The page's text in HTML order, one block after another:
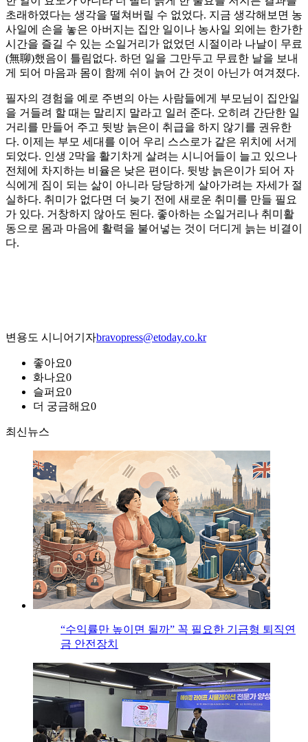
초래하였다는 생각을 떨쳐버릴 수 없었다. 지금 생각해보면 농
사일에 손을 놓은 아버지는 집안 일이나 농사일 외에는 한가한
시간을 즐길 수 있는 소일거리가 없었던 시절이라 나날이 무료
(無聊)했음이 틀림없다. 하던 일을 그만두고 무료한 날을 보내
게 되어 마음과 몸이 함께 쉬이 늙어 간 것이 아닌가 여겨졌다.
필자의 경험을 예로 주변의 아는 사람들에게 부모님이 집안일
을 거들려 할 때는 말리지 말라고 일러 준다. 오히려 간단한 일
거리를 만들어 주고 뒷방 늙은이 취급을 하지 않기를 권유한
다. 이제는 부모 세대를 이어 우리 스스로가 같은 위치에 서게
되었다. 인생 2막을 활기차게 살려는 시니어들이 늘고 있으나
전체에 차지하는 비율은 낮은 편이다. 뒷방 늙은이가 되어 자
식에게 짐이 되는 삶이 아니라 당당하게 살아가려는 자세가 절
실하다. 취미가 없다면 더 늦기 전에 새로운 취미를 만들 필요
가 있다. 거창하지 않아도 된다. 좋아하는 소일거리나 취미활
동으로 몸과 마음에 활력을 불어넣는 것이 더디게 늙는 비결이
다.
변용도 시니어기자bravopress@etoday.co.kr
좋아요0
화나요0
슬퍼요0
더 궁금해요0
최신뉴스
“수익률만 높이면 될까” 꼭 필요한 기금형 퇴직연
금 안전장치